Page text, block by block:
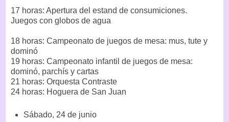
17 horas: Apertura del estand de consumiciones.
Juegos con globos de agua
18 horas: Campeonato de juegos de mesa: mus, tute y
dominó
19 horas: Campeonato infantil de juegos de mesa:
dominó, parchís y cartas
21 horas: Orquesta Contraste
24 horas: Hoguera de San Juan
Sábado, 24 de junio